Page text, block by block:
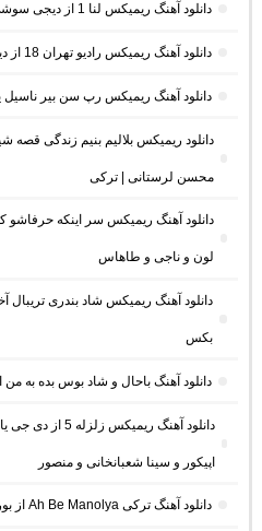
دانلود آهنگ ریمیکس لنا 1 از دیجی سوشی
دانلود آهنگ ریمیکس رادیو تهران 18 از دیجی ای فر (ریمیکس طولانی خفن)
دانلود آهنگ ریمیکس رپ سن بیر
دانلود ریمیکس بلالیم بنیم زندگی
محسن لرستانی | ترکی
دانلود آهنگ ریمیکس سر اینکه
لون و ناجی و طاهاس
دانلود آهنگ ریمیکس شاد بندری تریبال
بکس
دانلود آهنگ باحال و شاد بوس بده به من
دانلود آهنگ
اپیکور و سینا شعبانخانی و منصور
دانلود آهنگ ترکی Ah Be Manolya از بوراک بولوت